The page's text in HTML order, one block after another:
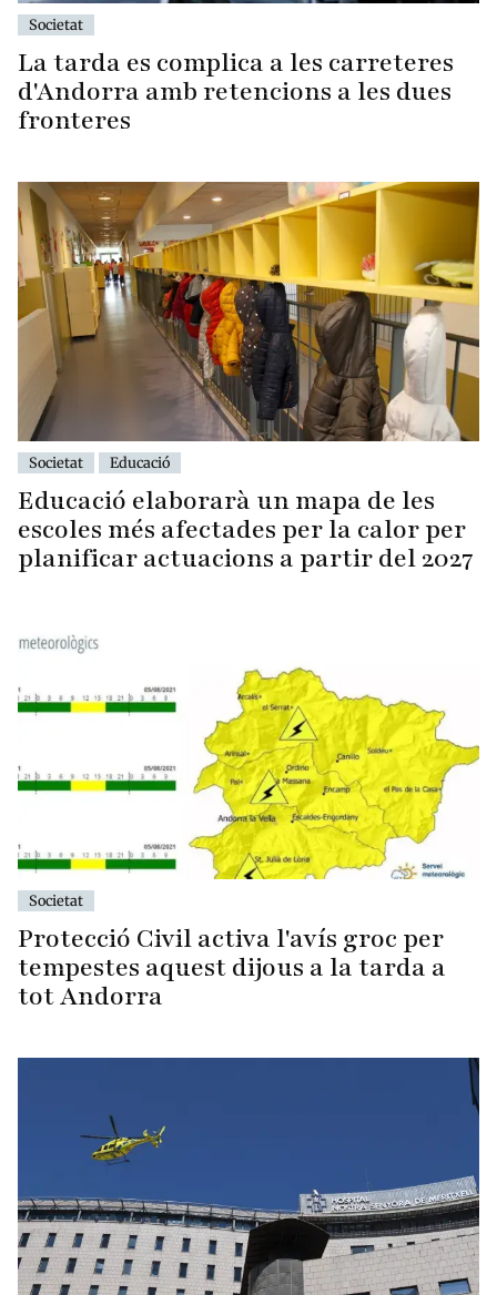
Societat
La tarda es complica a les carreteres
d'Andorra amb retencions a les dues
fronteres
Societat Educació
Educació elaborarà un mapa de les
escoles més afectades per la calor per
planificar actuacions a partir del 2027
Societat
Protecció Civil activa l'avís groc per
tempestes aquest dijous a la tarda a
tot Andorra